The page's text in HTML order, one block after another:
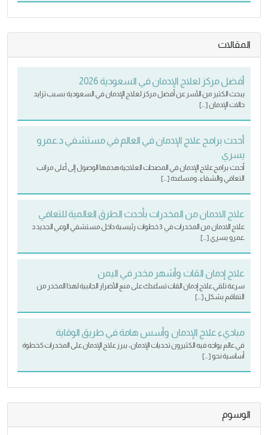
المقالات
أفضل مركز لعلاج الإدمان في السعودية 2026
يبحث الكثير من الأسر عن أفضل مركز لعلاج الإدمان في السعودية بسبب تزايد
حالات الإدمان […]
أحدث برامج علاج الإدمان في العالم في مستشفي د.عمرو
يسري
أحدث برامج علاج الإدمان في المصحات العلاجية هدفها الوصول إلى أعلى مراتب
التعافي والشفاء، ومساعدة […]
علاج الادمان من المخدرات بأحدث الطرق العالمية للتعافي
علاج الادمان من المخدرات في 3 خطوات رئيسية داخل مستشفي الوعي الجديد د
.عمرو يسري […]
علاج إدمان القات وأشهر مخدر في اليمن
سرعة تلقي علاج إدمان القات تساعدك على منع الأضرار الجانبية لهذا المخدر من
التفاقم بشكل […]
مباديء علاج الإدمان وأسس هامة في طريق الوقاية
في عالم يواجه فيه الكثيرون تحديات الإدمان، يبرز علاج الإدمان على المخدرات كخطوة
أساسية نحو […]
الوسوم